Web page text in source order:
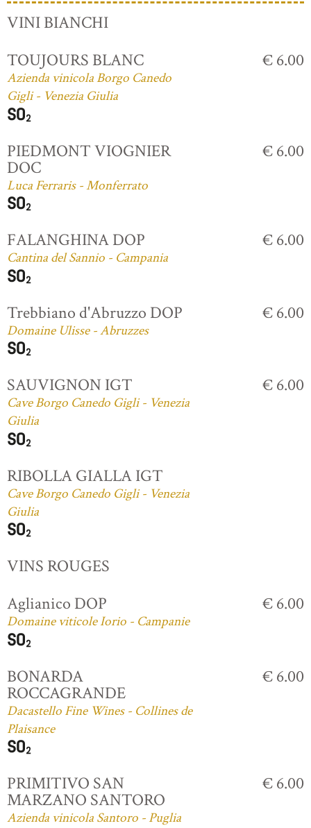
VINI BIANCHI
TOUJOURS BLANC
Azienda vinicola Borgo Canedo
Gigli - Venezia Giulia
€ 6.00
PIEDMONT VIOGNIER
DOC
Luca Ferraris - Monferrato
€ 6.00
FALANGHINA DOP
Cantina del Sannio - Campania
€ 6.00
Trebbiano d'Abruzzo DOP
Domaine Ulisse - Abruzzes
€ 6.00
SAUVIGNON IGT
Cave Borgo Canedo Gigli - Venezia
Giulia
€ 6.00
RIBOLLA GIALLA IGT
Cave Borgo Canedo Gigli - Venezia
Giulia
VINS ROUGES
Aglianico DOP
Domaine viticole Iorio - Campanie
€ 6.00
BONARDA
ROCCAGRANDE
Dacastello Fine Wines - Collines de
Plaisance
€ 6.00
PRIMITIVO SAN
MARZANO SANTORO
Azienda vinicola Santoro - Puglia
€ 6.00